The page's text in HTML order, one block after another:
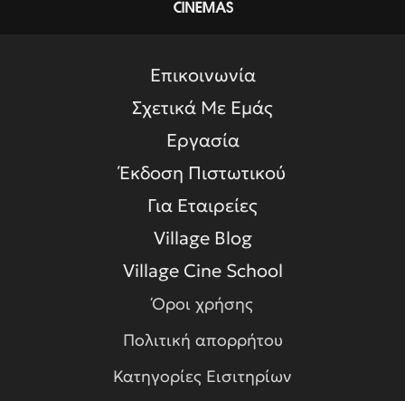
Επικοινωνία
Σχετικά Με Εμάς
Εργασία
Έκδοση Πιστωτικού
Για Εταιρείες
Village Blog
Village Cine School
Όροι χρήσης
Πολιτική απορρήτου
Κατηγορίες Εισιτηρίων